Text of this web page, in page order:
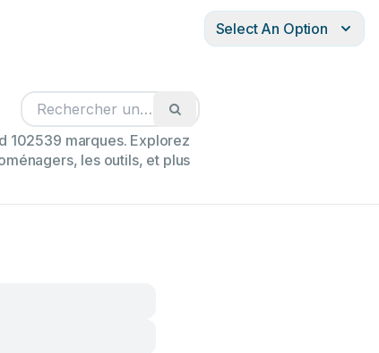
Select An Option
102539 marques. Explorez
les outils, et plus